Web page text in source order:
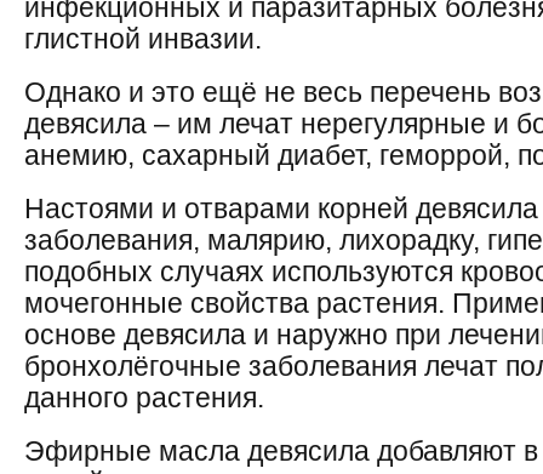
инфекционных и паразитарных
глистной инвазии.
Однако и это ещё не весь перечень
девясила – им лечат нерегулярные и
анемию, сахарный диабет, геморрой,
Настоями и отварами корней
заболевания, малярию, лихорадку,
подобных случаях используются
мочегонные свойства растения.
основе девясила и наружно при
бронхолёгочные заболевания лечат
данного растения.
Эфирные масла девясила добавляют